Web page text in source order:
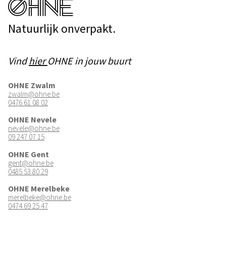
Natuurlijk onverpakt.
VindhierOHNE in jouw buurt
OHNE Zwalm
zwalm@ohne.be
0476 61 08 02
OHNE Nevele
nevele@ohne.be
09 247 07 15
OHNE Gent
gent@ohne.be
0485 53 80 29
OHNE Merelbeke
merelbeke@ohne.be
0474 69 25 47